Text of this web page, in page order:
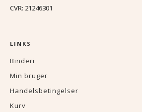
CVR: 21246301
LINKS
Binderi
Min bruger
Handelsbetingelser
Kurv